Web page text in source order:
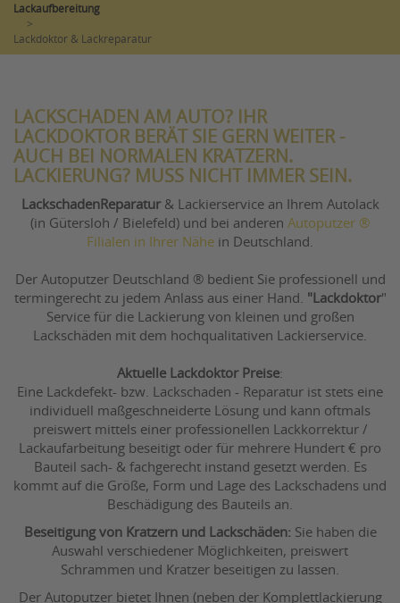
Lackaufbereitung
>
Lackdoktor & Lackreparatur
LACKSCHADEN AM AUTO? IHR
LACKDOKTOR BERÄT SIE GERN WEITER -
AUCH BEI NORMALEN KRATZERN.
LACKIERUNG? MUSS NICHT IMMER SEIN.
LackschadenReparatur& Lackierservice an Ihrem Autolack
(in Gütersloh / Bielefeld) und bei anderen Autoputzer ®
Filialen in Ihrer Nähe in Deutschland.
Der Autoputzer Deutschland ® bedient Sie professionell und
termingerecht zu jedem Anlass aus einer Hand. "Lackdoktor"
Service für die Lackierung von kleinen und großen
Lackschäden mit dem hochqualitativen Lackierservice.
Aktuelle Lackdoktor Preise:
Eine Lackdefekt- bzw. Lackschaden - Reparatur ist stets eine
individuell maßgeschneiderte Lösung und kann oftmals
preiswert mittels einer professionellen Lackkorrektur /
Lackaufarbeitung beseitigt oder für mehrere Hundert € pro
Bauteil sach- & fachgerecht instand gesetzt werden. Es
kommt auf die Größe, Form und Lage des Lackschadens und
Beschädigung des Bauteils an.
Beseitigung von Kratzern und Lackschäden: Sie haben die
Auswahl verschiedener Möglichkeiten, preiswert
Schrammen und Kratzer beseitigen zu lassen.
Der Autoputzer bietet Ihnen (neben der Komplettlackierung